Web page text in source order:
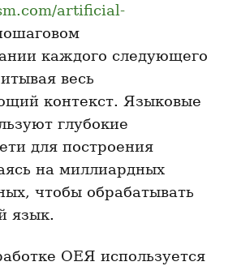
artificial-
каждого следующего
весь
контекст. Языковые
глубокие
для построения
на миллиардных
чтобы обрабатывать
язык.
ОЕЯ используется